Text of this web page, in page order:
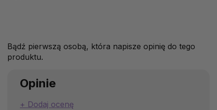
Bądź pierwszą osobą, która napisze opinię do tego
produktu.
Opinie
Dodaj ocenę